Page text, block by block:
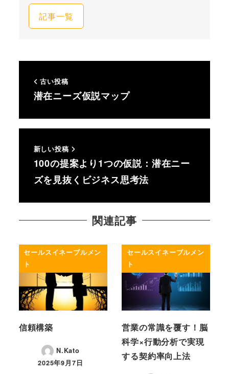
記事一覧
古い投稿
潜在ニーズ仮説マップ
新しい投稿
100の提案より1つの仮説：潜在ニー
ズを見抜くビジネス思考法
関連記事
セールスイネーブルメン
ト
信頼構築
N.Kato
投稿日
2025年9月7日
セールスイネーブルメン
ト
営業の常識を覆す！脳
科学×行動分析で実現
する契約率向上法